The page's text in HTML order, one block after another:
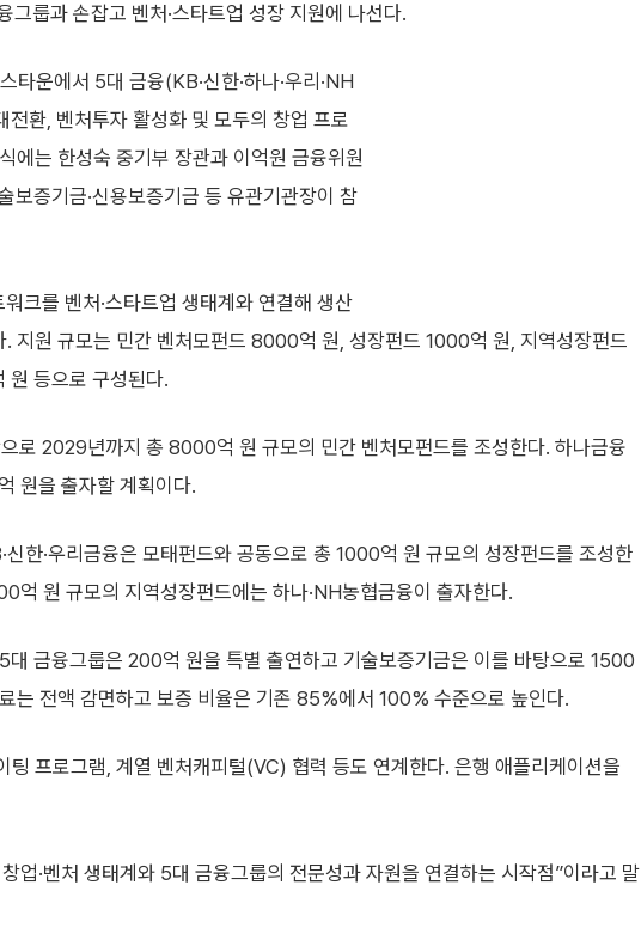
룹과 손잡고 벤처·스타트업 성장 지원에 나선다.
운에서 5대 금융(KB·신한·하나·우리·NH
전환, 벤처투자 활성화 및 모두의 창업 프로
에는 한성숙 중기부 장관과 이억원 금융위원
보증기금·신용보증기금 등 유관기관장이 참
크를 벤처·스타트업 생태계와 연결해 생산
지원 규모는 민간 벤처모펀드 8000억 원, 성장펀드 1000억 원, 지역성장펀드
등으로 구성된다.
로 2029년까지 총 8000억 원 규모의 민간 벤처모펀드를 조성한다. 하나금융
원을 출자할 계획이다.
신한·우리금융은 모태펀드와 공동으로 총 1000억 원 규모의 성장펀드를 조성한
억 원 규모의 지역성장펀드에는 하나·NH농협금융이 출자한다.
대 금융그룹은 200억 원을 특별 출연하고 기술보증기금은 이를 바탕으로 1500
는 전액 감면하고 보증 비율은 기존 85%에서 100% 수준으로 높인다.
팅 프로그램, 계열 벤처캐피털(VC) 협력 등도 연계한다. 은행 애플리케이션을
업·벤처 생태계와 5대 금융그룹의 전문성과 자원을 연결하는 시작점”이라고 말